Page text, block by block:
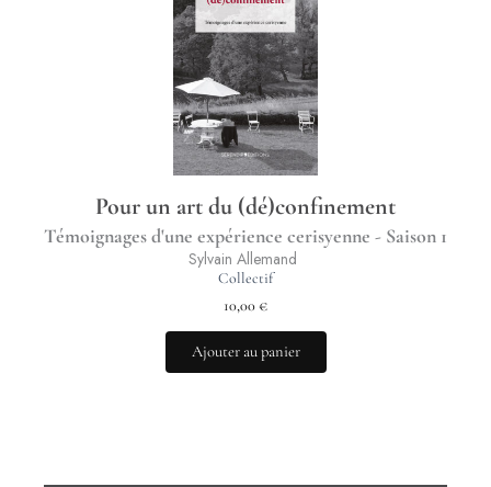
Pour un art du (dé)confinement
Témoignages d'une expérience cerisyenne - Saison 1
Sylvain Allemand
Collectif
10,00€
Ajouter au panier